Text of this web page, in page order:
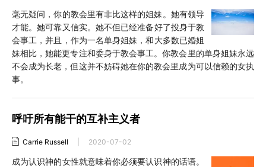
毫无疑问，你的教会里有非比这样的姐妹。她有领导
才能。她可靠又信实。她不但已经准备好了投身于教
会事工，并且，作为一名单身姐妹，和大多数已婚姐
妹相比，她能更专注和委身于教会事工。你教会里的单身姐妹永远
不会成为长老，但这并不妨碍她在你的教会里成为可以信赖的女执
事。
呼吁所有能干的互补主义者
Carrie Russell 2020-07-02
成为认识神的女性就意味着你必须要认识神的话语。